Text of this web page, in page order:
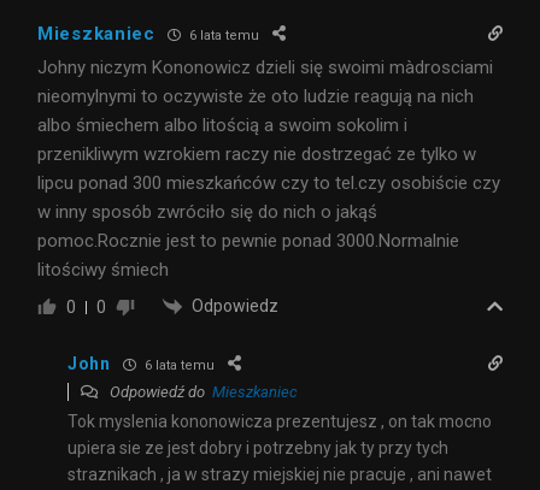
Mieszkaniec 6 lata temu
Johny niczym Kononowicz dzieli się swoimi màdrosciami
nieomylnymi to oczywiste że oto ludzie reagują na nich
albo śmiechem albo litością a swoim sokolim i
przenikliwym wzrokiem raczy nie dostrzegać ze tylko w
lipcu ponad 300 mieszkańców czy to tel.czy osobiście czy
w inny sposób zwróciło się do nich o jakąś
pomoc.Rocznie jest to pewnie ponad 3000.Normalnie
litościwy śmiech
0 0 Odpowiedz
John 6 lata temu
Odpowiedź do Mieszkaniec
Tok myslenia kononowicza prezentujesz , on tak mocno
upiera sie ze jest dobry i potrzebny jak ty przy tych
straznikach , ja w strazy miejskiej nie pracuje , ani nawet